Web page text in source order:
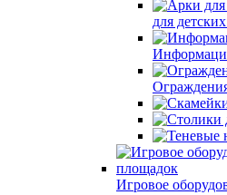
для
Игровое